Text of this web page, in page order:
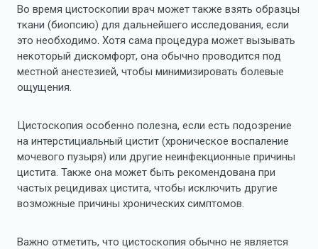
Во время цистоскопии врач может также взять образцы
ткани (биопсию) для дальнейшего исследования, если
это необходимо. Хотя сама процедура может вызывать
некоторый дискомфорт, она обычно проводится под
местной анестезией, чтобы минимизировать болевые
ощущения.
Цистоскопия особенно полезна, если есть подозрение
на интерстициальный цистит (хроническое воспаление
мочевого пузыря) или другие неинфекционные причины
цистита. Также она может быть рекомендована при
частых рецидивах цистита, чтобы исключить другие
возможные причины хронических симптомов.
Важно отметить, что цистоскопия обычно не является